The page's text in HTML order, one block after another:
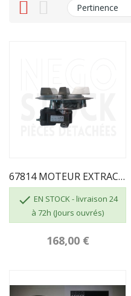
Pertinence
67814 MOTEUR EXTRACTEUR
 EN STOCK - livraison 24
à 72h (Jours ouvrés)
168,00 €